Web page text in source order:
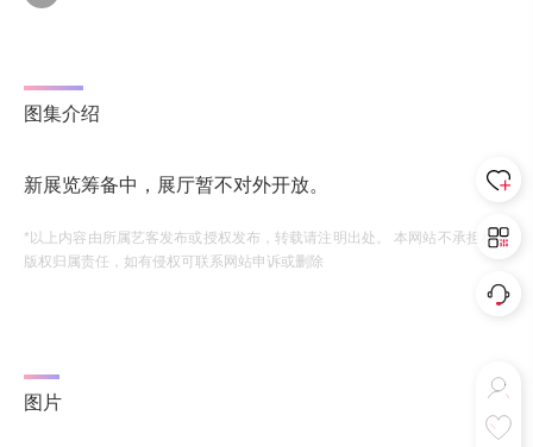
图集介绍
新展览筹备中，展厅暂不对外开放。
*以上内容由所属艺客发布或授权发布，转载请注明出处。 本网站不承担相应
版权归属责任，如有侵权可联系网站申诉或删除
图片